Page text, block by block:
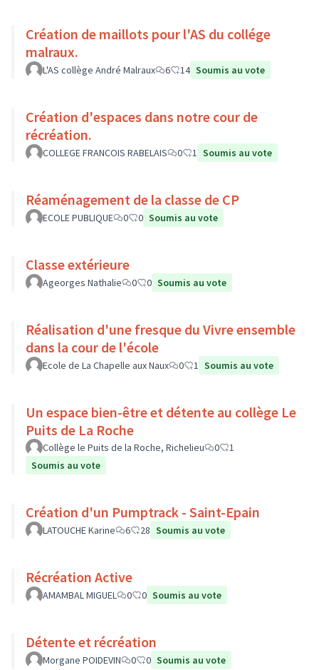
Création de maillots pour l'AS du collége
malraux.
L'AS collège André Malraux 6 14 Soumis au vote
Création d'espaces dans notre cour de
récréation.
COLLEGE FRANCOIS RABELAIS 0 1 Soumis au vote
Réaménagement de la classe de CP
ECOLE PUBLIQUE 0 0 Soumis au vote
Classe extérieure
Ageorges Nathalie 0 0 Soumis au vote
Réalisation d'une fresque du Vivre ensemble
dans la cour de l'école
Ecole de La Chapelle aux Naux 0 1 Soumis au vote
Un espace bien-être et détente au collège Le
Puits de La Roche
Collège le Puits de la Roche, Richelieu 0
1
Soumis au vote
Création d'un Pumptrack - Saint-Epain
LATOUCHE Karine 6 28 Soumis au vote
Récréation Active
AMAMBAL MIGUEL 0 0 Soumis au vote
Détente et récréation
Morgane POIDEVIN 0 0 Soumis au vote